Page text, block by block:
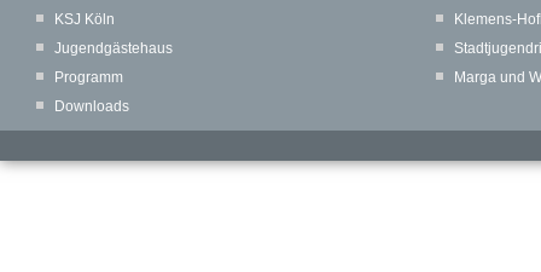
KSJ Köln
Jugendgästehaus
Programm
Downloads
Klemens-
Marga und